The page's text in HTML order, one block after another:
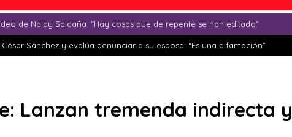
de Naldy Saldaña: “Hay cosas que de repente se han editado”
Sánchez y evalúa denunciar a su esposa: “Es una difamación”
Lanzan tremenda indirecta y